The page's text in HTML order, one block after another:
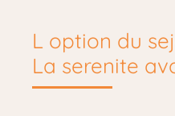
L option du
La serenite